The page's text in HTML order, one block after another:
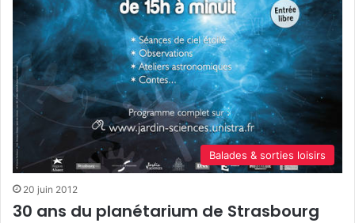
Balades & sorties loisirs
20 juin 2012
30 ans du planétarium de Strasbourg